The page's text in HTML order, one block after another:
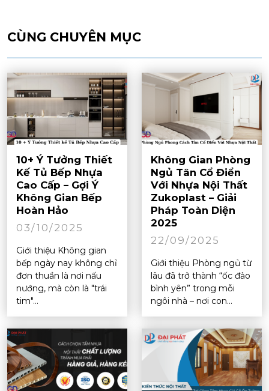
CÙNG CHUYÊN MỤC
10+ Ý Tưởng Thiết
Kế Tủ Bếp Nhựa
Cao Cấp – Gợi Ý
Không Gian Bếp
Hoàn Hảo
03/10/2025
Giới thiệu Không gian
bếp ngày nay không chỉ
đơn thuần là nơi nấu
nướng, mà còn là "trái
tim"...
Không Gian Phòng
Ngủ Tân Cổ Điển
Với Nhựa Nội Thất
Zukoplast – Giải
Pháp Toàn Diện
2025
22/09/2025
Giới thiệu Phòng ngủ từ
lâu đã trở thành “ốc đảo
bình yên” trong mỗi
ngôi nhà – nơi con...